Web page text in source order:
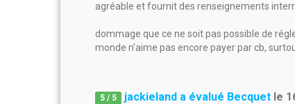
agréable et fournit des renseignements
dommage que ce ne soit pas possible de
monde n'aime pas encore payer par cb,
5 / 5 jackieland a évalué Becquet le